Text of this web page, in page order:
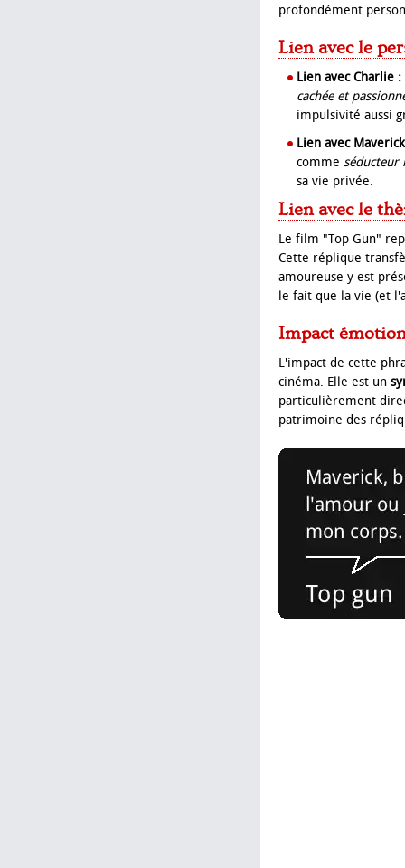
profondément
Lien avec le
Lien avec Charlie :
cachée et
impulsivité aussi
Lien avec
comme séducteur
sa vie privée.
Lien avec le
Le film "Top Gun"
Cette réplique
amoureuse y est
le fait que la vie (et
Impact
L'impact de cette
cinéma. Elle est un
particulièrement
patrimoine des